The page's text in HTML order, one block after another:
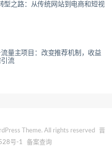
型之路：从传统网站到电商和短视
量主项目：改变推荐机制，收益
引流
Theme. All rights reserved
晋
号-1
备案查询